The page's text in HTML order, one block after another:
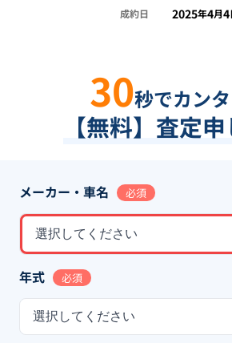
成約日
2025年4月4
30秒でカンタ
【無料】査定
メーカー・車名 必須
選択してください
年式 必須
選択してください